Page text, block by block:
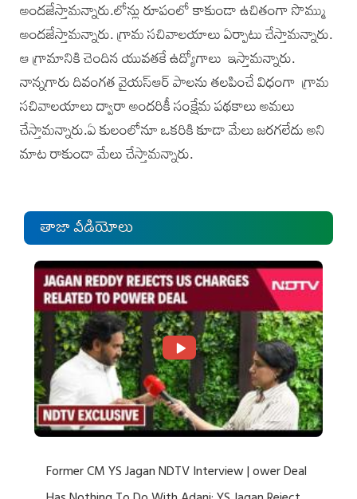
అందజేస్తామన్నారు.లోన్లు రూపంలో కాకుండా ఉచితంగా సొమ్ము
అందజేస్తామన్నారు. గ్రామ సచివాలయాలు ఏర్పాటు చేస్తామన్నారు.
ఆ గ్రామానికి చెందిన యువతకే ఉద్యోగాలు ఇస్తామన్నారు.
నాన్నగారు దివంగత వైయస్‌ఆర్‌ పాలను తలపించే విధంగా గ్రామ
సచివాలయాలు ద్వారా అందరికీ సంక్షేమ పథకాలు అమలు
చేస్తామన్నారు.ఏ కులంలోనూ ఒకరికి కూడా మేలు జరగలేదు అని
మాట రాకుండా మేలు చేస్తామన్నారు.
తాజా వీడియోలు
Former CM YS Jagan NDTV Interview | ower Deal